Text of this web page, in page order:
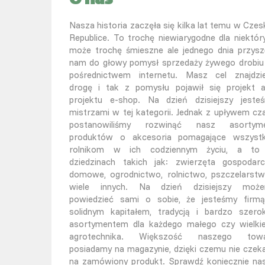
Nasza historia zaczęła się kilka lat temu w
Republice. To trochę niewiarygodne dla
może trochę śmieszne ale jednego dnia
nam do głowy pomysł sprzedaży żywego
pośrednictwem internetu. Masz cel
drogę i tak z pomysłu pojawił się projekt
projektu e-shop. Na dzień dzisiejszy
mistrzami w tej kategorii. Jednak z upływem
postanowiliśmy rozwinąć nasz
produktów o akcesoria pomagające
rolnikom w ich codziennym życiu, a
dziedzinach takich jak: zwierzęta
domowe, ogrodnictwo, rolnictwo,
wiele innych. Na dzień dzisiejszy
powiedzieć sami o sobie, że jesteśmy
solidnym kapitałem, tradycją i bardzo
asortymentem dla każdego małego czy
agrotechnika. Większość naszego
posiadamy na magazynie, dzięki czemu nie
na zamówiony produkt. Sprawdź koniecznie